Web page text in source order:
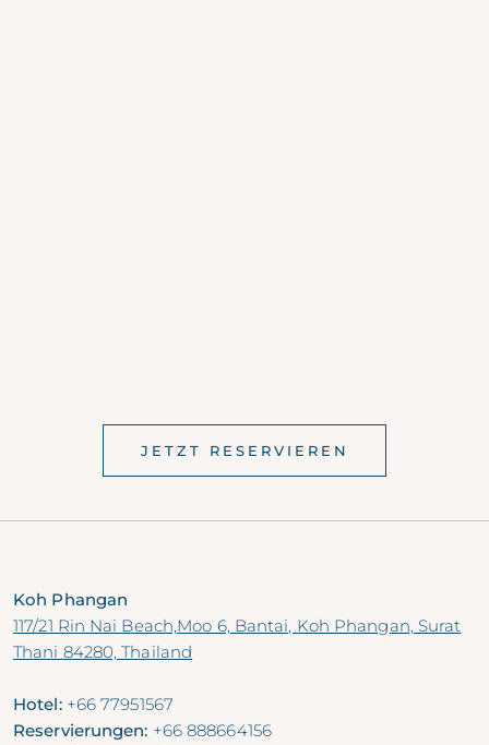
JETZT RESERVIEREN
Koh Phangan
117/21 Rin Nai Beach,Moo 6, Bantai, Koh Phangan, Surat
Thani 84280, Thailand
Hotel: +66 77951567
Reservierungen: +66 888664156